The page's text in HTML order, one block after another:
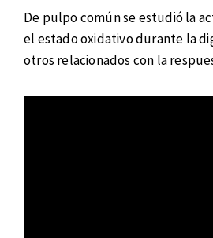
De pulpo común se estudió la
el estado oxidativo durante la
otros relacionados con la